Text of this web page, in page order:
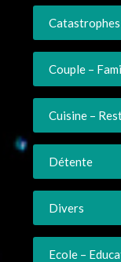
Catastrophes
Couple –
Cuisine –
Détente
Divers
Ecole –